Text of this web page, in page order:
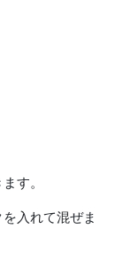
す。
入れて混ぜま